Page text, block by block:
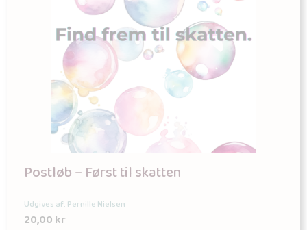
Postløb – Først til skatten
Udgives af: Pernille Nielsen
20,00kr